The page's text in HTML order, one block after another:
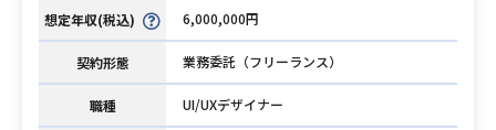
想定年収(税込) 6,000,000円
契約形態 業務委託（フリーランス）
職種 UI/UXデザイナー